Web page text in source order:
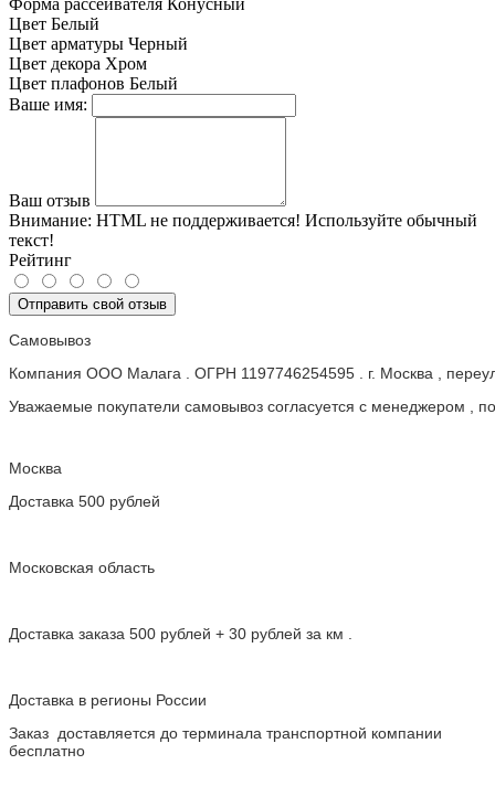
Форма рассеивателя Конусный
Цвет Белый
Цвет арматуры Черный
Цвет декора Хром
Цвет плафонов Белый
Ваше имя:
Ваш отзыв
Внимание: HTML не поддерживается! Используйте обычный
текст!
Рейтинг
Отправить свой отзыв
Самовывоз
Компания ООО Малага . ОГРН 1197746254595 . г. Москва ,
Уважаемые покупатели самовывоз согласуется с менеджером ,
Москва
Доставка 500 рублей
Московская область
Доставка заказа 500 рублей + 30 рублей за км .
Доставка в регионы России
Заказ доставляется до терминала транспортной компании
бесплатно